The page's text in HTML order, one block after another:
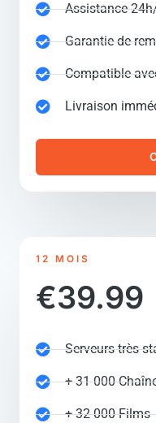
Assistance
Garantie de
Compatible
Livraison
12 MOIS
€39.99
Serveurs très
+ 31 000
+ 32 000 Films